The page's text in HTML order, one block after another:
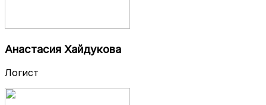
Анастасия Хайдукова
Логист